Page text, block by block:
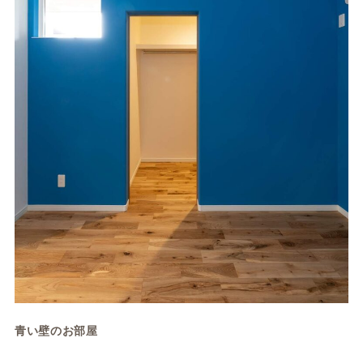
青い壁のお部屋